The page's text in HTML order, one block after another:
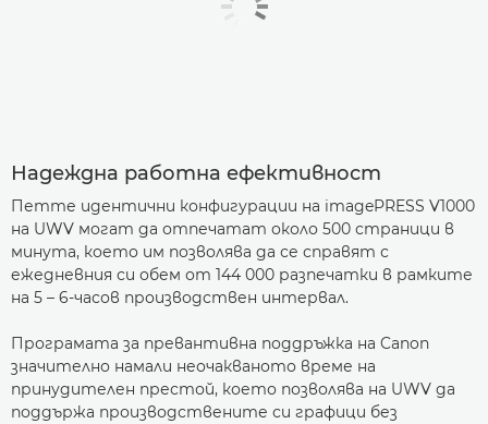
Надеждна работна ефективност
Петте идентични конфигурации на imagePRESS V1000
на UWV могат да отпечатат около 500 страници в
минута, което им позволява да се справят с
ежедневния си обем от 144 000 разпечатки в рамките
на 5 – 6-часов производствен интервал.
Програмата за превантивна поддръжка на Canon
значително намали неочакваното време на
принудителен престой, което позволява на UWV да
поддържа производствените си графици без